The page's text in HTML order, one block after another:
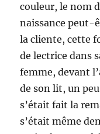
couleur, le nom
naissance peut-
la cliente, cette
de lectrice dans
femme, devant
de son lit, un
s’était fait la
s’était même